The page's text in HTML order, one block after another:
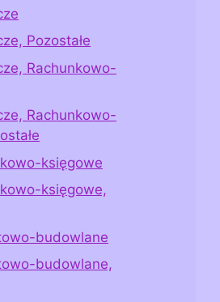
Pozostałe
Rachunkowo-
Rachunkowo-
księgowe
księgowe,
budowlane
budowlane,